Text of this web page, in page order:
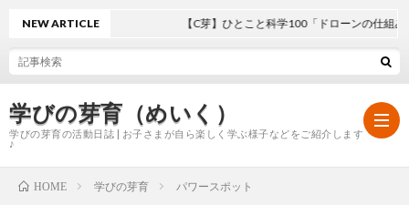
学びの芽育（めいく）
学びの芽育の活動日誌 | お子さまが自ら楽しく学ぶ様子などをご紹介します
♪
NEW ARTICLE 【C芽】ひとこと科学100「ドローンの仕組み」
HOME 学びの芽育 パワースポット